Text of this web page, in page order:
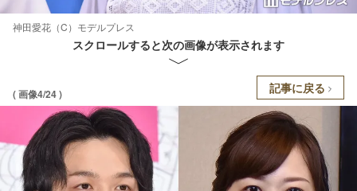
神田愛花（C）モデルプレス
スクロールすると次の画像が表示されます
( 画像4/24 ) 記事に戻る